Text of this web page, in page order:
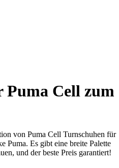
Puma Cell zum
von Puma Cell Turnschuhen für
Puma. Es gibt eine breite Palette
und der beste Preis garantiert!